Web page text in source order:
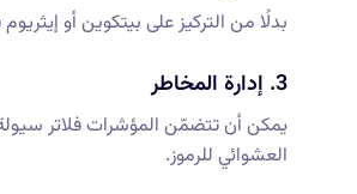
بدلًا من التركيز على بيتكوين أو
3. إدارة المخاطر
يمكن أن تتضمّن المؤشرات فلاتر
العشوائي للرموز.